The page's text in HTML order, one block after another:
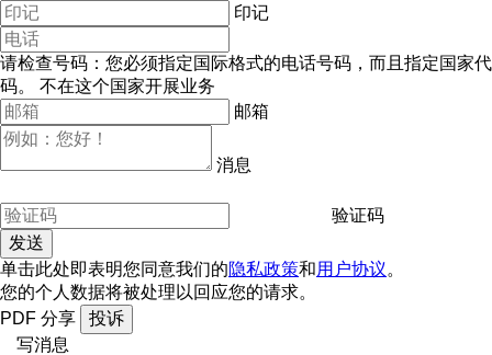
印记
请检查号码：您必须指定国际格式的电话号码，而且指定国家代
码。
不在这个国家开展业务
邮箱
消息
验证码
单击此处即表明您同意我们的隐私政策和用户协议。
您的个人数据将被处理以回应您的请求。
PDF 分享
投诉
写消息